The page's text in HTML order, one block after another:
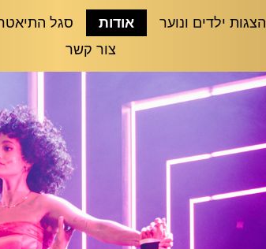
הצגות ילדים ונוער אודות סגל
צור קשר